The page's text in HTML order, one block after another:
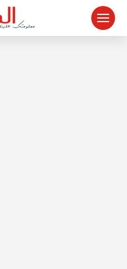
التجاوز
المحتوى